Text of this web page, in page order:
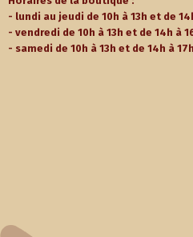
- lundi au jeudi de 10h à 13h et de
- vendredi de 10h à 13h et de 14h à
- samedi de 10h à 13h et de 14h à 17h